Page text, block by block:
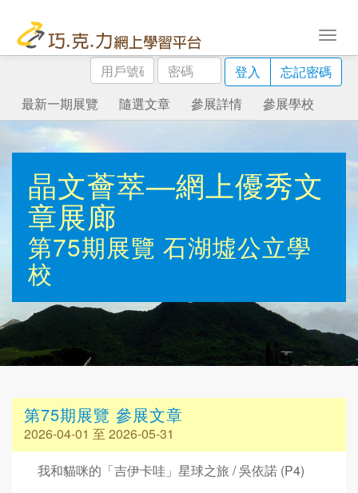
用
戶
號
碼
密
碼
登入
忘記密碼
最新一期展覽
隨選文章 參展詳情 參展學校
晶文薈萃—網上優秀文
章展廊
第75期展覽 石湖墟公立學
校
第75期展覽 參展文章
2026-04-01 至 2026-05-31
我和貓咪的「吉伊卡哇」星球之旅 / 吳依諾 (P4)